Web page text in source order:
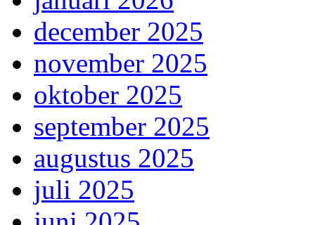
december 2025
november 2025
oktober 2025
september 2025
augustus 2025
juli 2025